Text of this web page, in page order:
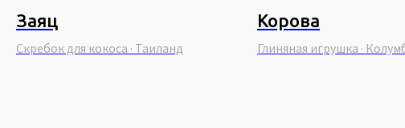
Заяц
Скребок для кокоса · Таиланд
Корова
Глиняная игрушка ·